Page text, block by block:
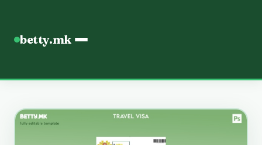
betty.mk